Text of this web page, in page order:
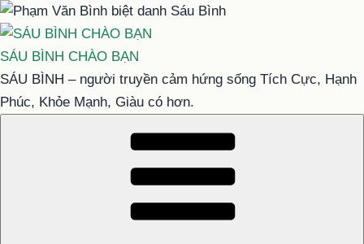
Chuyển
đến
phần
nội
dung
SÁU BÌNH CHÀO BẠN
SÁU BÌNH – người truyền cảm hứng sống Tích Cực, Hạnh
Phúc, Khỏe Mạnh, Giàu có hơn.